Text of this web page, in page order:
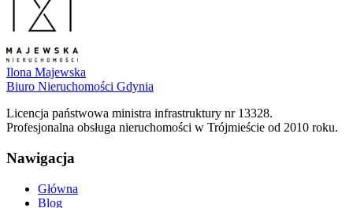
Ilona Majewska
Biuro Nieruchomości Gdynia
Licencja państwowa ministra infrastruktury nr 13328.
Profesjonalna obsługa nieruchomości w Trójmieście od 2010 roku.
Nawigacja
Główna
Blog